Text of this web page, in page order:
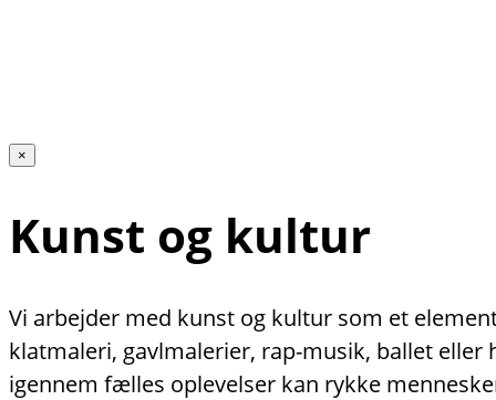
×
Kunst og kultur
Vi arbejder med kunst og kultur som et
klatmaleri, gavlmalerier, rap-musik, ballet
igennem fælles oplevelser kan rykke